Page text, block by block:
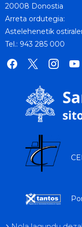
20008 Donostia
Arreta ordutegia:
Astelehenetik
Tel.: 943 285 000
facebook
x instagram